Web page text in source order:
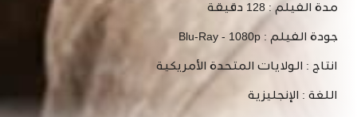
مدة الفيلم : 128 دقيقة
جودة الفيلم : Blu-Ray - 1080p
انتاج : الولايات المتحدة الأمريكية
اللغة : الإنجليزية